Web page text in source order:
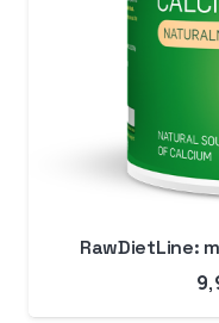
RawDietLine: